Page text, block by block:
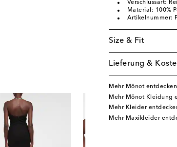
Verschlussart:
Material: 100%
Artikelnummer:
Size & Fit
Lieferung &
Mehr Mônot entdecken
Mehr Mônot Kleidung
Mehr Kleider
Mehr Maxikleider